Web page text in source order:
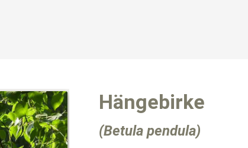
Hängebirke
(Betula pendula)